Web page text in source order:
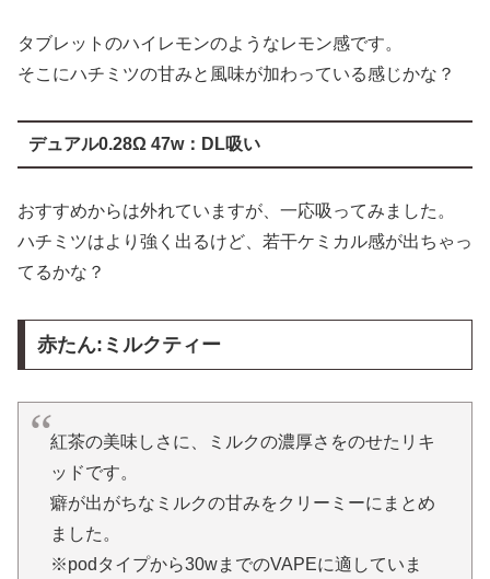
タブレットのハイレモンのようなレモン感です。
そこにハチミツの甘みと風味が加わっている感じかな？
デュアル0.28Ω 47w：DL吸い
おすすめからは外れていますが、一応吸ってみました。
ハチミツはより強く出るけど、若干ケミカル感が出ちゃっ
てるかな？
赤たん:ミルクティー
紅茶の美味しさに、ミルクの濃厚さをのせたリキ
ッドです。
癖が出がちなミルクの甘みをクリーミーにまとめ
ました。
※podタイプから30wまでのVAPEに適していま